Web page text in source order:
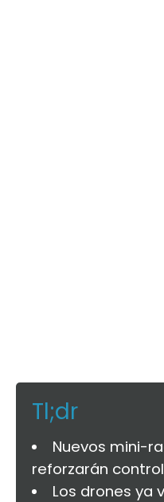
Tl;dr
Nuevos mini-
reforzarán
Los drones ya